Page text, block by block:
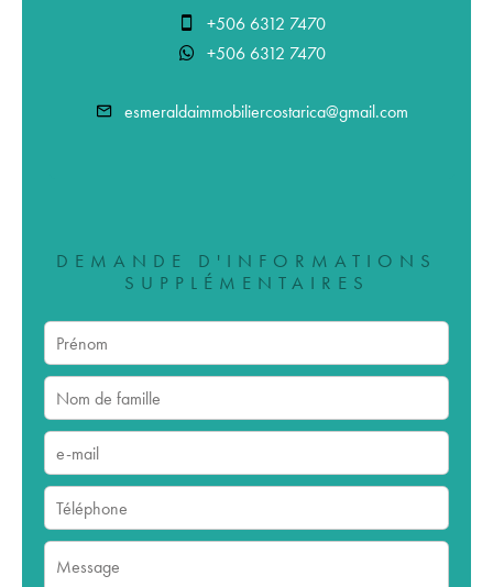
+506 6312 7470
+506 6312 7470
esmeraldaimmobiliercostarica@gmail.com
DEMANDE D'INFORMATIONS
SUPPLÉMENTAIRES